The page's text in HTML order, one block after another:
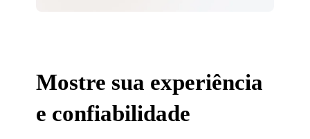
Mostre sua experiência
e confiabilidade